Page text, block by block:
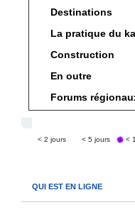
Destinations
La pratique du
Construction
En outre
Forums
< 2 jours < 5 jours <
QUI EST EN LIGNE